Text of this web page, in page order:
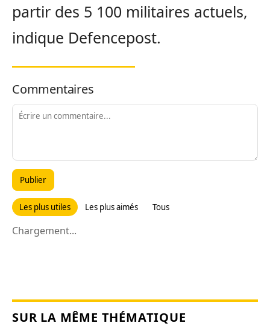
partir des 5 100 militaires actuels,
indique Defencepost.
Commentaires
Publier
Les plus utiles Les plus aimés Tous
Chargement...
SUR LA MÊME THÉMATIQUE